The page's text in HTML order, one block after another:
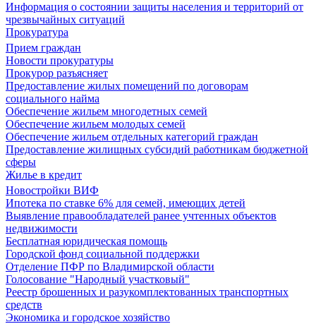
Информация о состоянии защиты населения и территорий от
чрезвычайных ситуаций
Прокуратура
Прием граждан
Новости прокуратуры
Прокурор разъясняет
Предоставление жилых помещений по договорам
социального найма
Обеспечение жильем многодетных семей
Обеспечение жильем молодых семей
Обеспечение жильем отдельных категорий граждан
Предоставление жилищных субсидий работникам бюджетной
сферы
Жилье в кредит
Новостройки ВИФ
Ипотека по ставке 6% для семей, имеющих детей
Выявление правообладателей ранее учтенных объектов
недвижимости
Бесплатная юридическая помощь
Городской фонд социальной поддержки
Отделение ПФР по Владимирской области
Голосование "Народный участковый"
Реестр брошенных и разукомплектованных транспортных
средств
Экономика и городское хозяйство